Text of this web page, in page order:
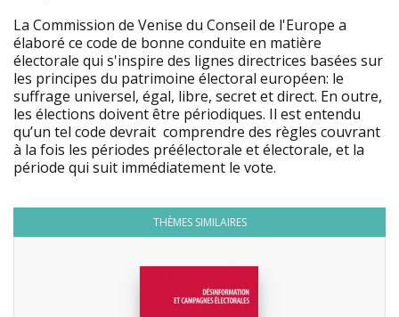
La Commission de Venise du Conseil de l'Europe a
élaboré ce code de bonne conduite en matière
électorale qui s'inspire des lignes directrices basées sur
les principes du patrimoine électoral européen: le
suffrage universel, égal, libre, secret et direct. En outre,
les élections doivent être périodiques. Il est entendu
qu’un tel code devrait comprendre des règles couvrant
à la fois les périodes préélectorale et électorale, et la
période qui suit immédiatement le vote.
THÈMES SIMILAIRES